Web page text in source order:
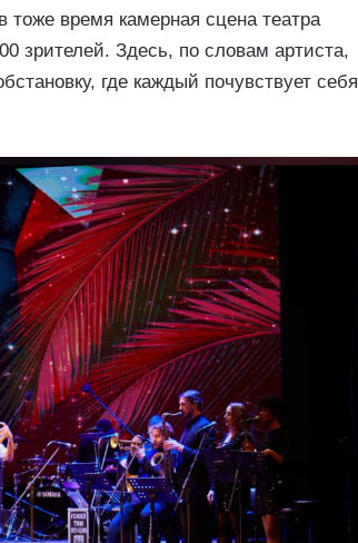
время камерная сцена театра
зрителей. Здесь, по словам артиста,
где каждый почувствует себя